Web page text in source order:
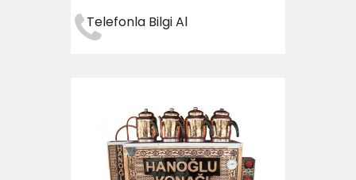
Telefonla Bilgi Al